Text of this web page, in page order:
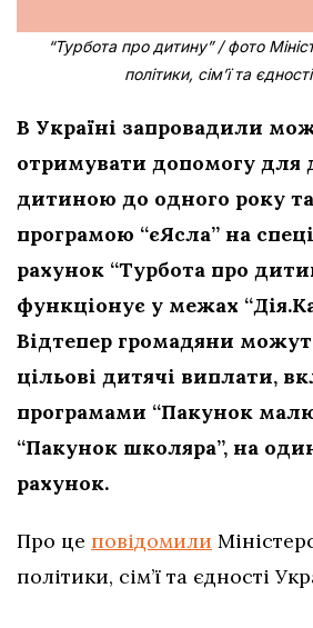
“Турбота про дитину” / фото
політики, сім’ї та
В Україні запровадили
отримувати допомогу для
дитиною до одного року
програмою “єЯсла” на
рахунок “Турбота про
функціонує у межах
Відтепер громадяни
цільові дитячі виплати,
програмами “Пакунок
“Пакунок школяра”, на
рахунок.
Про це повідомили
політики, сім’ї та єдності